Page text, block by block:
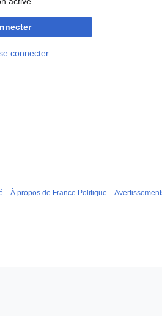
connecter
À propos de France Politique